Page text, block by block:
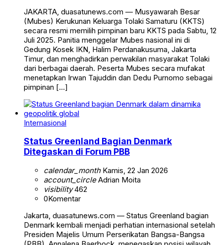
JAKARTA, duasatunews.com — Musyawarah Besar
(Mubes) Kerukunan Keluarga Tolaki Samaturu (KKTS)
secara resmi memilih pimpinan baru KKTS pada Sabtu, 12
Juli 2025. Panitia menggelar Mubes nasional ini di
Gedung Kosek IKN, Halim Perdanakusuma, Jakarta
Timur, dan menghadirkan perwakilan masyarakat Tolaki
dari berbagai daerah. Peserta Mubes secara mufakat
menetapkan Irwan Tajuddin dan Dedu Purnomo sebagai
pimpinan […]
Internasional
Status Greenland Bagian Denmark
Ditegaskan di Forum PBB
calendar_monthKamis, 22 Jan 2026
account_circleAdrian Moita
visibility462
0Komentar
Jakarta, duasatunews.com — Status Greenland bagian
Denmark kembali menjadi perhatian internasional setelah
Presiden Majelis Umum Perserikatan Bangsa-Bangsa